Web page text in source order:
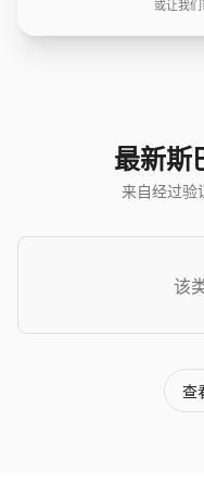
或让我们
最新斯
来自经过验
该
查